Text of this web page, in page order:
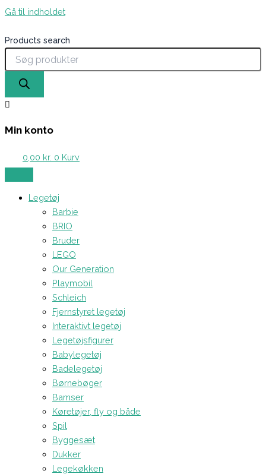
Gå til indholdet
Products search
Min konto
0,00 kr. 0 Kurv
Legetøj
Barbie
BRIO
Bruder
LEGO
Our Generation
Playmobil
Schleich
Fjernstyret legetøj
Interaktivt legetøj
Legetøjsfigurer
Babylegetøj
Badelegetøj
Børnebøger
Bamser
Køretøjer, fly og både
Spil
Byggesæt
Dukker
Legekøkken